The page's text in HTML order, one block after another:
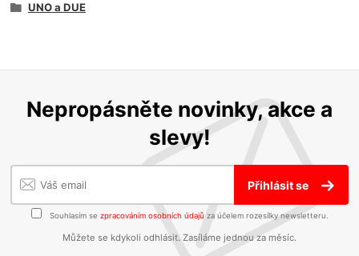
UNO a DUE
Nepropásněte novinky, akce a
slevy!
Přihlásit se
Souhlasím se zpracováním osobních údajů za účelem rozesílky newsletteru.
Můžete se kdykoli odhlásit. Zasíláme jednou za měsíc.